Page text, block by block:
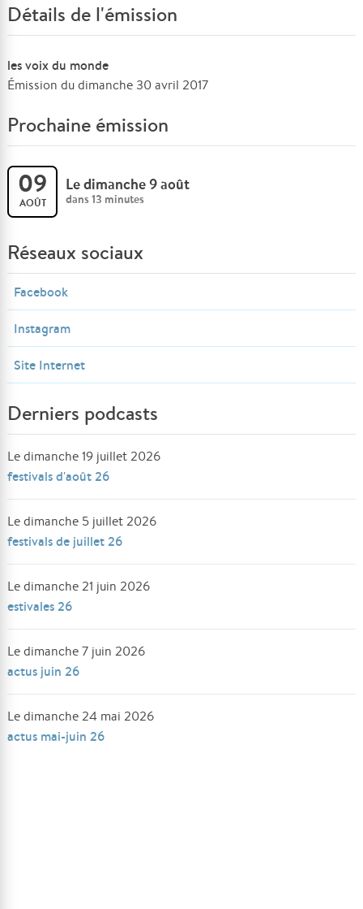
Détails de l'émission
les voix du monde
Émission du dimanche 30 avril 2017
Prochaine émission
09
AOÛT
Le dimanche 9 août
dans 13 minutes
Réseaux sociaux
Facebook
Instagram
Site Internet
Derniers podcasts
Le dimanche 19 juillet 2026
festivals d'août 26
Le dimanche 5 juillet 2026
festivals de juillet 26
Le dimanche 21 juin 2026
estivales 26
Le dimanche 7 juin 2026
actus juin 26
Le dimanche 24 mai 2026
actus mai-juin 26